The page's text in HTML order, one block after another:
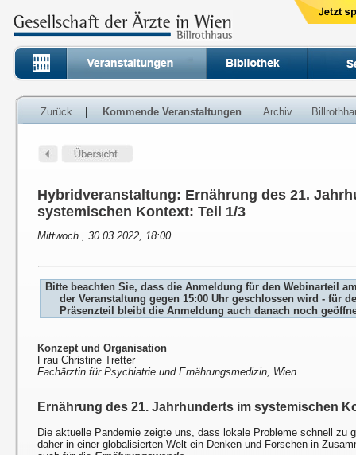
Zurück Kommende Veranstaltungen Archiv
Hybridveranstaltung: Ernährung des 21.
systemischen Kontext: Teil 1/3
Mittwoch , 30.03.2022, 18:00
Bitte beachten Sie, dass die Anmeldung für den Webinarteil
der Veranstaltung gegen 15:00 Uhr geschlossen wird - für
Präsenzteil bleibt die Anmeldung auch danach noch
Konzept und Organisation
Frau Christine Tretter
Fachärztin für Psychiatrie und Ernährungsmedizin, Wien
Ernährung des 21. Jahrhunderts im systemischen
Die aktuelle Pandemie zeigte uns, dass lokale Probleme schnell zu
daher in einer globalisierten Welt ein Denken und Forschen in